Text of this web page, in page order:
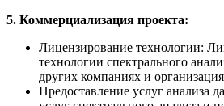
5. Коммерциализация проекта:
Лицензирование технологии:
технологии спектрального
других компаниях и
Предоставление услуг анализа